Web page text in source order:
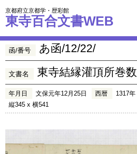
京都府立京都学・歴彩館
東寺百合文書WEB
函/番号 あ函/12/22/
文書名 東寺結縁灌頂所巻数
年月日 文保元年12月25日 西暦 1317年
縦345 x 横541